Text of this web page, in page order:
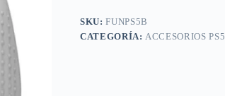
Ps5
Blanco
cantidad
SKU:FUNPS5B
CATEGORÍA:ACCESORIOS PS5